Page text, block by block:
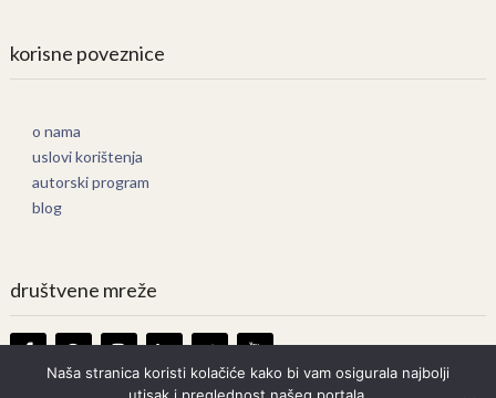
korisne poveznice
o nama
uslovi korištenja
autorski program
blog
društvene mreže
Naša stranica koristi kolačiće kako bi vam osigurala najbolji